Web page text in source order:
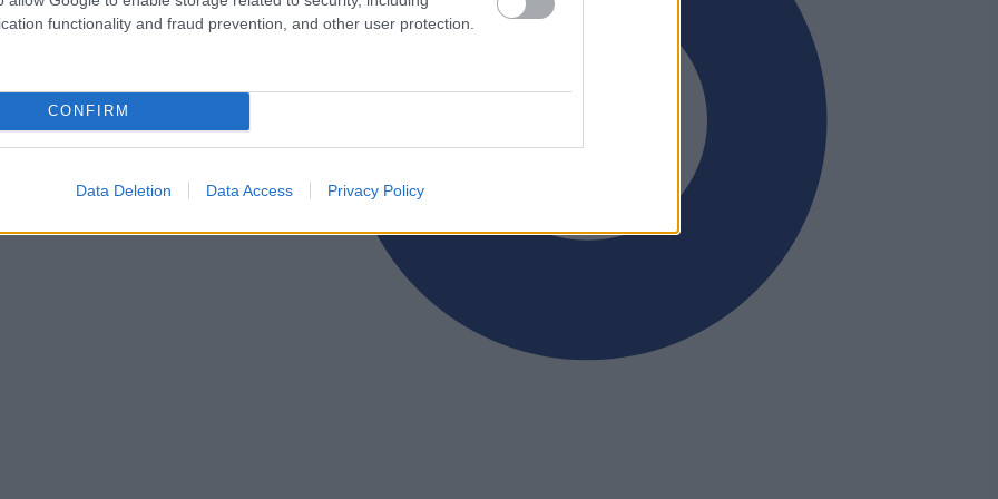
functionality and fraud prevention, and other user protection.
CONFIRM
Data Deletion Data Access Privacy Policy